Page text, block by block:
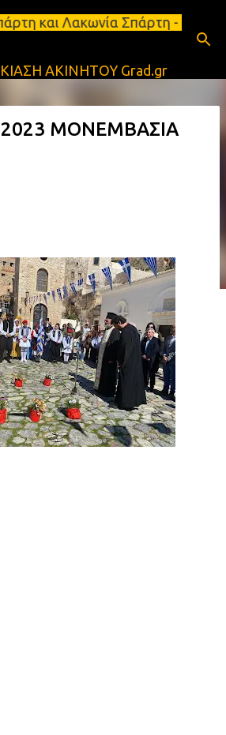
στο κύριο περιεχόμενο
Σπάρτη - Ενοικιάζεται
ΑΚΙΝΗΤΟΥ Grad.gr
2023 ΜΟΝΕΜΒΑΣΙΑ